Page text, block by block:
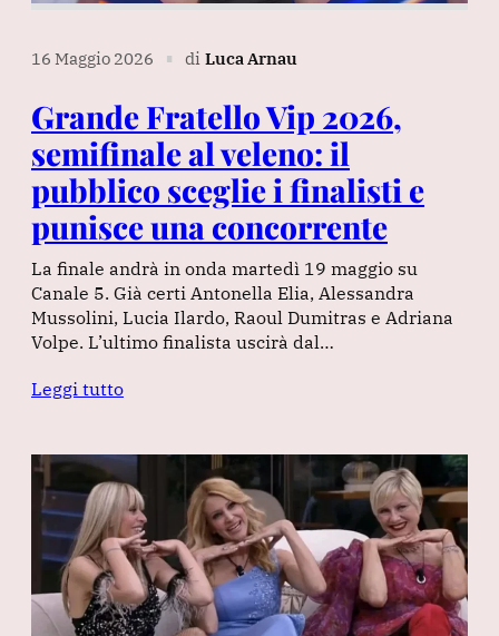
16 Maggio 2026 ∎ di Luca Arnau
Grande Fratello Vip 2026,
semifinale al veleno: il
pubblico sceglie i finalisti e
punisce una concorrente
La finale andrà in onda martedì 19 maggio su
Canale 5. Già certi Antonella Elia, Alessandra
Mussolini, Lucia Ilardo, Raoul Dumitras e Adriana
Volpe. L’ultimo finalista uscirà dal…
Leggi tutto